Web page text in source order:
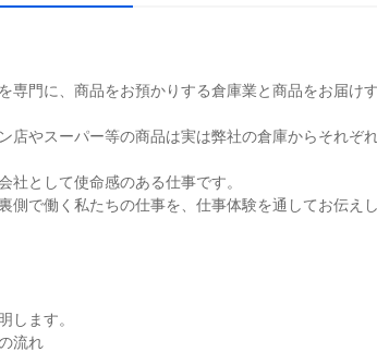
専門に、商品をお預かりする倉庫業と商品をお届け
店やスーパー等の商品は実は弊社の倉庫からそれぞ
社として使命感のある仕事です。
側で働く私たちの仕事を、仕事体験を通してお伝え
します。
流れ